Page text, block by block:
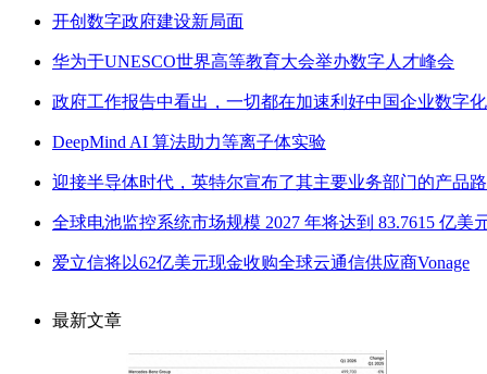
开创数字政府建设新局面
华为于UNESCO世界高等教育大会举办数字人才峰会
政府工作报告中看出，一切都在加速利好中国企业数字化
DeepMind AI 算法助力等离子体实验
迎接半导体时代，英特尔宣布了其主要业务部门的产品路
全球电池监控系统市场规模 2027 年将达到 83.7615 亿美
爱立信将以62亿美元现金收购全球云通信供应商Vonage
最新文章